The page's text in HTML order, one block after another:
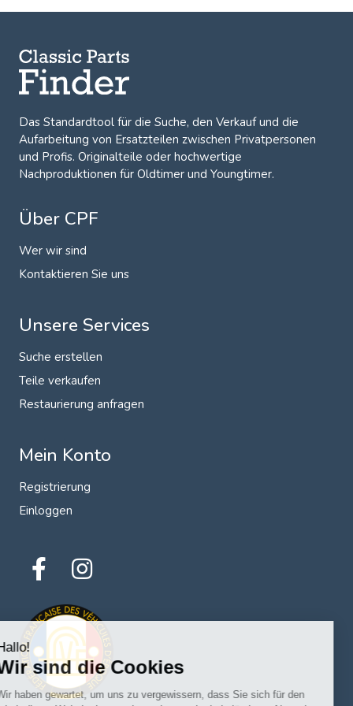
Das Standardtool für die Suche, den Verkauf und die
Aufarbeitung von Ersatzteilen zwischen Privatpersonen
und Profis. Originalteile oder hochwertige
Nachproduktionen für Oldtimer und Youngtimer.
Über CPF
Wer wir sind
Kontaktieren Sie uns
Unsere Services
Suche erstellen
Teile verkaufen
Restaurierung anfragen
Mein Konto
Registrierung
Einloggen
Hallo!
Wir sind die Cookies
Wir haben gewartet, um uns zu vergewissern, dass Sie sich für den